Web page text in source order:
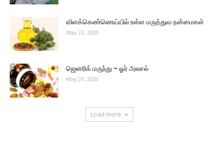
விளக்கெண்ணெய்யில் உள்ள மருத்துவ நன்மைகள்
May 23, 2020
ஜெனரிக் மருந்து – ஓர் அலசல்
May 21, 2020
Load more